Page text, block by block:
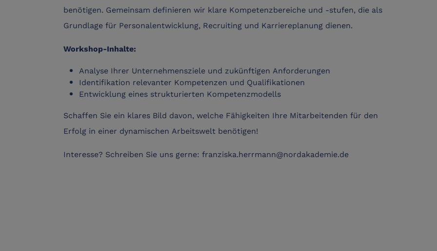
benötigen. Gemeinsam definieren wir klare Kompetenzbereiche und -stufen, die als
Grundlage für Personalentwicklung, Recruiting und Karriereplanung dienen.
Workshop-Inhalte:
Analyse Ihrer Unternehmensziele und zukünftigen Anforderungen
Identifikation relevanter Kompetenzen und Qualifikationen
Entwicklung eines strukturierten Kompetenzmodells
Schaffen Sie ein klares Bild davon, welche Fähigkeiten Ihre Mitarbeitenden für den
Erfolg in einer dynamischen Arbeitswelt benötigen!
Interesse? Schreiben Sie uns gerne: franziska.herrmann@nordakademie.de